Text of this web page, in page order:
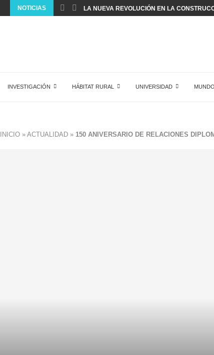
NOTICIAS LA NUEVA REVOLUCIÓN EN LA
INVESTIGACIÓN HÁBITAT RURAL UNIVERSIDAD
INICIO » ACTUALIDAD » 150 ANIVERSARIO DE RELACIONES